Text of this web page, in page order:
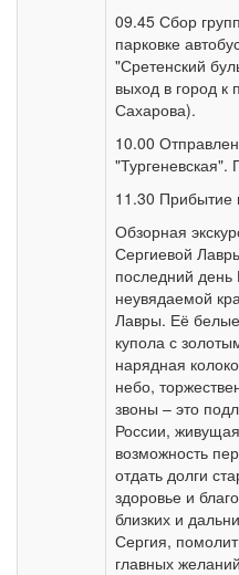
09.45 Сбор
парковке
"Сретенский
выход в город к
Сахарова).
10.00
11.30 Прибытие
Обзорная
Сергиевой
последний
неувядаемой
Лавры. Её
купола с
нарядная
небо,
звоны – это
России,
возможность
отдать долги
здоровье и
близких и
Сергия,
главных